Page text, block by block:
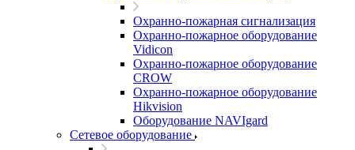
Охранно-пожарная сигнализация
Охранно-пожарное оборудование
Vidicon
Охранно-пожарное оборудование
CROW
Охранно-пожарное оборудование
Hikvision
Оборудование NAVIgard
Сетевое оборудование